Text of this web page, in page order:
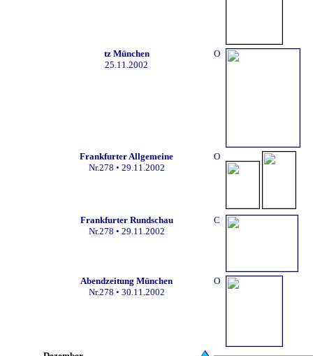
tz München
25.11.2002
O
Frankfurter Allgemeine
Nr.278 • 29.11.2002
O
Frankfurter Rundschau
Nr.278 • 29.11.2002
C
Abendzeitung München
Nr.278 • 30.11.2002
O